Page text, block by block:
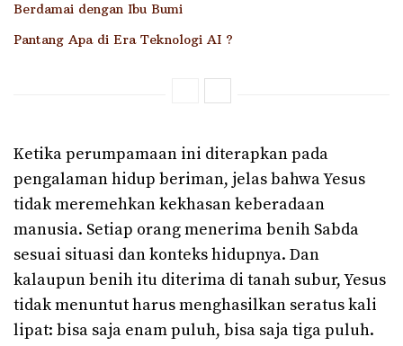
Berdamai dengan Ibu Bumi
Pantang Apa di Era Teknologi AI ?
Ketika perumpamaan ini diterapkan pada
pengalaman hidup beriman, jelas bahwa Yesus
tidak meremehkan kekhasan keberadaan
manusia. Setiap orang menerima benih Sabda
sesuai situasi dan konteks hidupnya. Dan
kalaupun benih itu diterima di tanah subur, Yesus
tidak menuntut harus menghasilkan seratus kali
lipat: bisa saja enam puluh, bisa saja tiga puluh.